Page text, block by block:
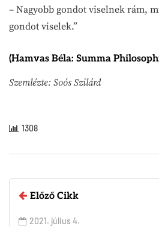
– Nagyobb gondot viselnek rám,
gondot viselek.”
(Hamvas Béla: Summa
Szemlézte: Soós Szilárd
1308
Előző Cikk
2021. július 4.